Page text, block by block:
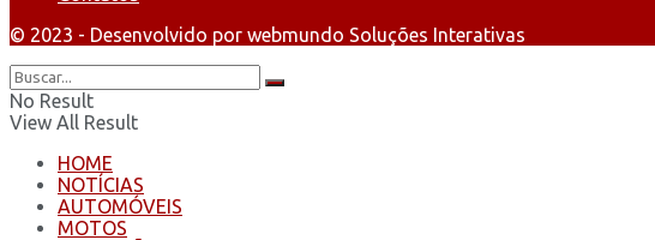
© 2023 - Desenvolvido por webmundo Soluções Interativas
No Result
View All Result
HOME
NOTÍCIAS
AUTOMÓVEIS
MOTOS